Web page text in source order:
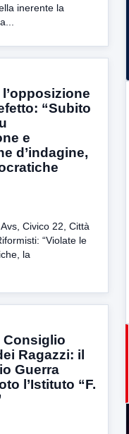
inerente la
“Subito
e
d’indagine,
Civico 22, Città
“Violate le
la
Consiglio
Ragazzi: il
Guerra
l’Istituto “F.